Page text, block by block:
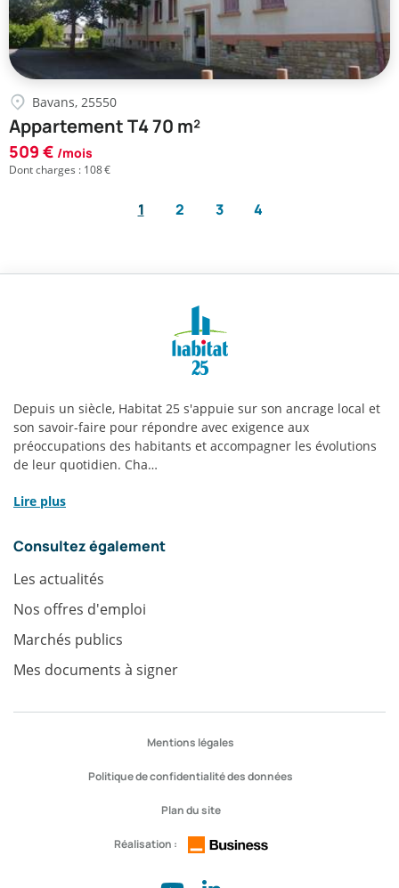
Bavans, 25550
Appartement T4 70 m²
509 € /mois
Dont charges : 108 €
1 2 3 4
pratiques
Lire plus
Depuis un siècle, Habitat 25 s'appuie sur son ancrage local et
son savoir-faire pour répondre avec exigence aux
préoccupations des habitants et accompagner les évolutions
de leur quotidien. Cha…
Consultez également
Les actualités
Nos offres d'emploi
Marchés publics
Mes documents à signer
Mentions légales
Politique de confidentialité des données
Plan du site
Réalisation :